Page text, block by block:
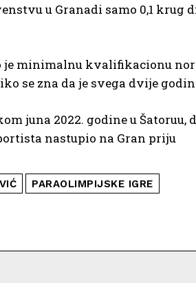
u Granadi samo 0,1
minimalnu kvalifikacionu
se zna da je svega dvije
juna 2022. godine u
nastupio na Gran priju
PARAOLIMPIJSKE IGRE